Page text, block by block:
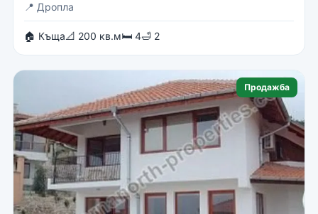
📍 Дропла
🏠 Къща📐 200 кв.м🛏 4🛁 2
Продажба